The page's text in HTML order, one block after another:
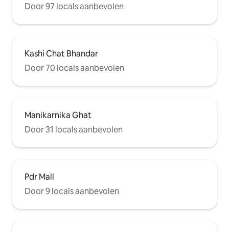
Door 97 locals aanbevolen
Kashi Chat Bhandar
Door 70 locals aanbevolen
Manikarnika Ghat
Door 31 locals aanbevolen
Pdr Mall
Door 9 locals aanbevolen